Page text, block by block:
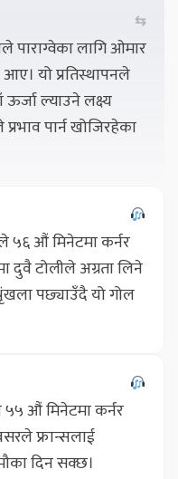
⇆
पाराग्वेका लागि ओमार
यो प्रतिस्थापनले
ल्याउने लक्ष्य
पार्न खोजिरहेका
५६ औं मिनेटमा कर्नर
दुवै टोलीले अग्रता लिने
पछ्याउँदै यो गोल
५५ औं मिनेटमा कर्नर
फ्रान्सलाई
दिन सक्छ।